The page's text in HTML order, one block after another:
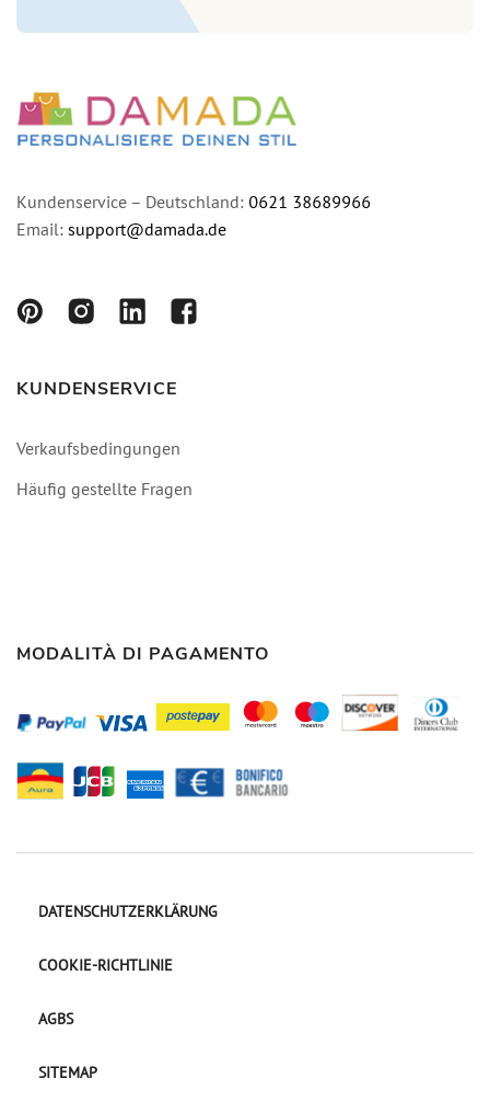
Kundenservice – Deutschland: 0621 38689966
Email: support@damada.de
KUNDENSERVICE
Verkaufsbedingungen
Häufig gestellte Fragen
MODALITÀ DI PAGAMENTO
DATENSCHUTZERKLÄRUNG
COOKIE-RICHTLINIE
AGBS
SITEMAP